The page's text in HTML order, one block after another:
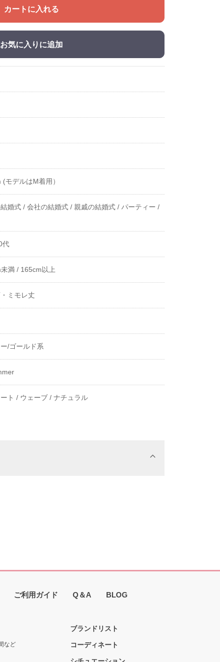
カートに入れる
お気に入りに追加
モデルはM着用）
婚式 / 会社の結婚式 / 親戚の結婚式 / パーティー /
代
満 / 165cm以上
ミモレ丈
/ゴールド系
ト / ウェーブ / ナチュラル
ご利用ガイド Q＆A BLOG
など
ブランドリスト
コーディネート